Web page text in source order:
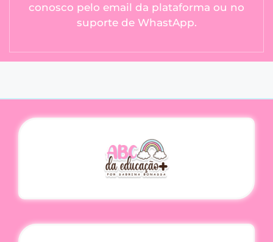
conosco pelo email da plataforma ou no
suporte de WhastApp.